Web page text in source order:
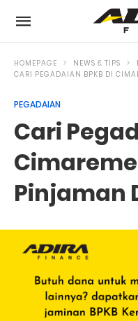
HOMEPAGE NEWS & TIPS
CARI PEGADAIAN BPKB DI
PEGADAIAN
Cari
Pinjaman